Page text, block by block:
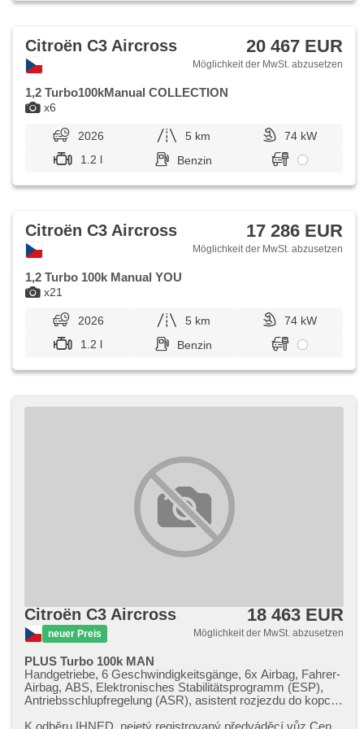
x6
Citroën C3 Aircross 20 467 EUR
Möglichkeit der MwSt. abzusetzen
1,2 Turbo100kManual COLLECTION
2026 5 km
74 kW
1.2 l
Benzin
x21
Citroën C3 Aircross 17 286 EUR
Möglichkeit der MwSt. abzusetzen
1,2 Turbo 100k Manual YOU
2026 5 km
74 kW
1.2 l
Benzin
Citroën C3 Aircross
neuer Preis
18 463 EUR
Möglichkeit der MwSt. abzusetzen
PLUS Turbo 100k MAN
Handgetriebe, 6 Geschwindigkeitsgänge, 6x Airbag, Fahrer-
Airbag, ABS, Elektronisches Stabilitätsprogramm (ESP),
Antriebsschlupfregelung (ASR), asistent rozjezdu do kopce
Servolenkung, Klimaautomatik, Tempomat, täglich
K odběru IHNED,​ nejetý registrovaný předváděcí vůz Cena